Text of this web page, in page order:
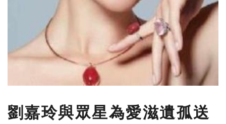
劉嘉玲與眾星為愛滋遺孤送